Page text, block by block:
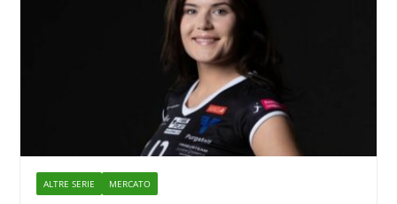
ALTRE SERIE MERCATO